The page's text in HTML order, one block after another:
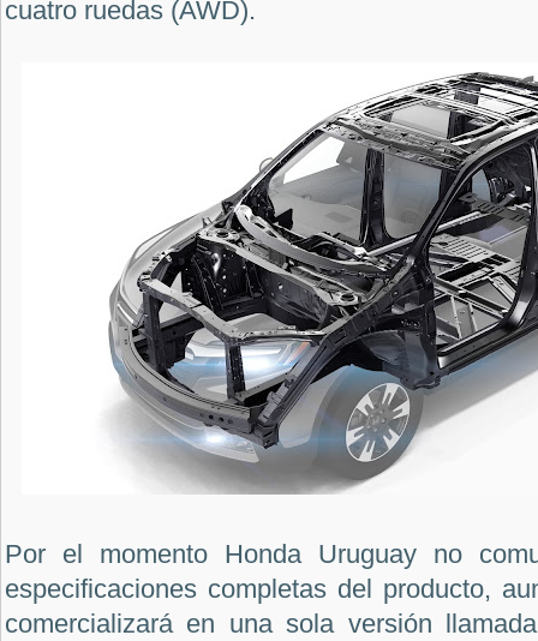
cuatro ruedas (AWD).
Por el momento Honda Uruguay no
especificaciones completas del producto,
comercializará en una sola versión